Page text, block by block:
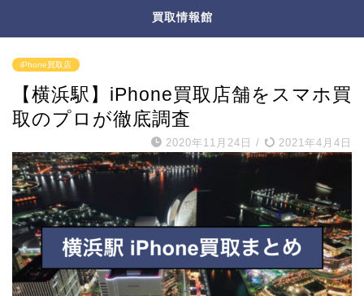
買取情報館
iPhone買取店
【横浜駅】iPhone買取店舗をスマホ買
取のプロが徹底調査
2020年11月24日 / 2021年4月4日